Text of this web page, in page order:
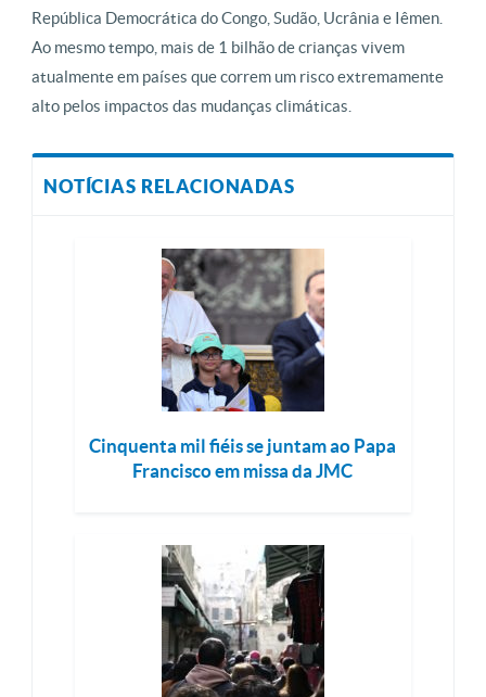
República Democrática do Congo, Sudão, Ucrânia e Iêmen.
Ao mesmo tempo, mais de 1 bilhão de crianças vivem
atualmente em países que correm um risco extremamente
alto pelos impactos das mudanças climáticas.
NOTÍCIAS RELACIONADAS
Cinquenta mil fiéis se juntam ao Papa
Francisco em missa da JMC